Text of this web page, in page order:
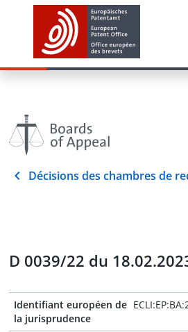
Décisions des chambres de
D 0039/22 du
Identifiant européen de
la jurisprudence